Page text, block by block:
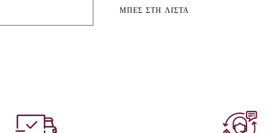
ΜΠΕΣ ΣΤΗ ΛΙΣΤΑ